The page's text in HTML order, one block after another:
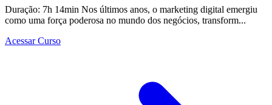
Duração: 7h 14min Nos últimos anos, o marketing digital emergiu
como uma força poderosa no mundo dos negócios, transform...
Acessar Curso